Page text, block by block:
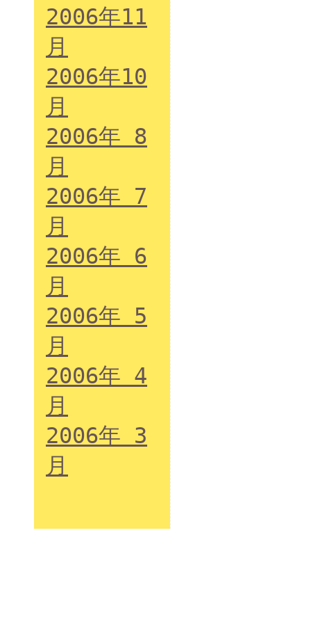
2006年11
月
2006年10
月
2006年 8
月
2006年 7
月
2006年 6
月
2006年 5
月
2006年 4
月
2006年 3
月